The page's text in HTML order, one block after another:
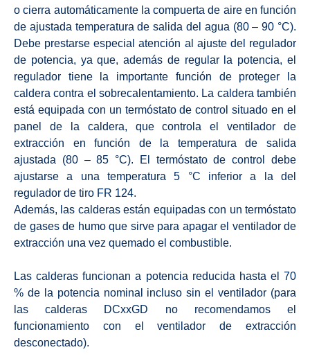
o cierra automáticamente la compuerta de aire en función
de ajustada temperatura de salida del agua (80 – 90 °C).
Debe prestarse especial atención al ajuste del regulador
de potencia, ya que, además de regular la potencia, el
regulador tiene la importante función de proteger la
caldera contra el sobrecalentamiento. La caldera también
está equipada con un termóstato de control situado en el
panel de la caldera, que controla el ventilador de
extracción en función de la temperatura de salida
ajustada (80 – 85 °C). El termóstato de control debe
ajustarse a una temperatura 5 °C inferior a la del
regulador de tiro FR 124.
Además, las calderas están equipadas con un termóstato
de gases de humo que sirve para apagar el ventilador de
extracción una vez quemado el combustible.
Las calderas funcionan a potencia reducida hasta el 70
% de la potencia nominal incluso sin el ventilador (para
las calderas DCxxGD no recomendamos el
funcionamiento con el ventilador de extracción
desconectado).